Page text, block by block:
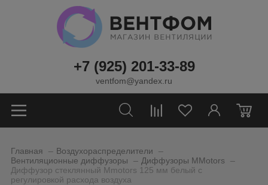
+7 (925) 201-33-89
ventfom@yandex.ru
0
Главная Воздухораспределители
Вентиляционные диффузоры _ Диффузоры MMotors
Диффузор стеклянный Mmotors 125 мм белый с
регулировкой расхода воздуха